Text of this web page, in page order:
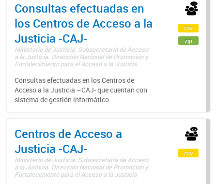
Consultas efectuadas en
los Centros de Acceso a la
Justicia -CAJ-
Ministerio de Justicia. Subsecretaría de Acceso
a la Justicia. Dirección Nacional de Promoción y
Fortalecimiento para el Acceso a la Justicia
Consultas efectuadas en los Centros de
Acceso a la Justicia –CAJ- que cuentan con
sistema de gestión informático.
csv
zip
Centros de Acceso a
Justicia -CAJ-
Ministerio de Justicia. Subsecretaría de Acceso
a la Justicia. Dirección Nacional de Promoción y
Fortalecimiento para el Acceso a la Justicia
csv